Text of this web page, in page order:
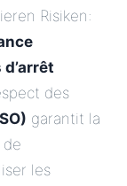
Risiken:
des
garantit la
les